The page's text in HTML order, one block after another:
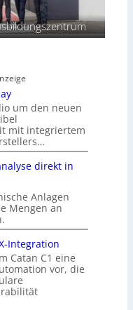
um den neuen
mit integriertem
direkt in
Anlagen
Mengen an
Integration
Catan C1 eine
vor, die